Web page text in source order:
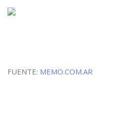
FUENTE: MEMO.COM.AR